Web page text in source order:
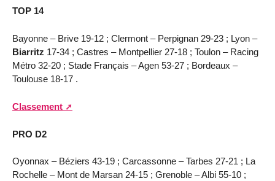
TOP 14
Bayonne – Brive 19-12 ; Clermont – Perpignan 29-23 ; Lyon –
Biarritz 17-34 ; Castres – Montpellier 27-18 ; Toulon – Racing
Métro 32-20 ; Stade Français – Agen 53-27 ; Bordeaux –
Toulouse 18-17 .
Classement
PRO D2
Oyonnax – Béziers 43-19 ; Carcassonne – Tarbes 27-21 ; La
Rochelle – Mont de Marsan 24-15 ; Grenoble – Albi 55-10 ;